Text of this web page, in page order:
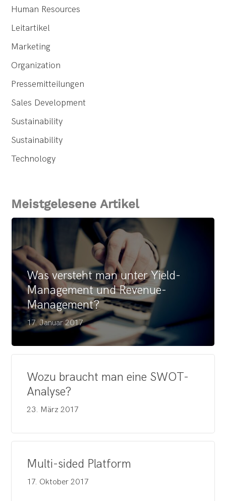
Human Resources
Leitartikel
Marketing
Organization
Pressemitteilungen
Sales Development
Sustainability
Sustainability
Technology
Meistgelesene Artikel
Was versteht man unter Yield-
Management und Revenue-
Management?
17. Januar 2017
Wozu braucht man eine SWOT-
Analyse?
23. März 2017
Multi-sided Platform
17. Oktober 2017